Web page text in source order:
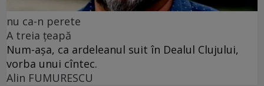
nu ca-n perete
A treia țeapă
Num-așa, ca ardeleanul suit în Dealul Clujului,
vorba unui cîntec.
Alin FUMURESCU